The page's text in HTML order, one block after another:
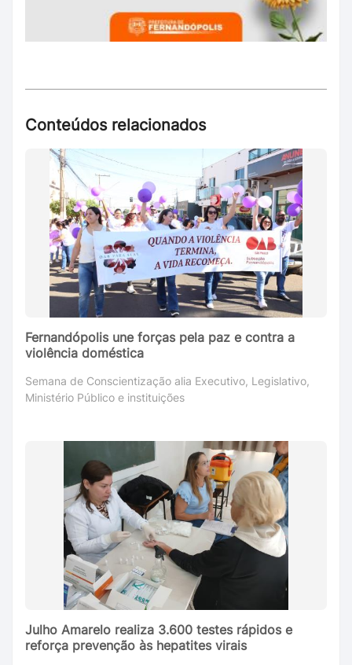
Conteúdos relacionados
Fernandópolis une forças pela paz e contra a
violência doméstica
Semana de Conscientização alia Executivo, Legislativo,
Ministério Público e instituições
Julho Amarelo realiza 3.600 testes rápidos e
reforça prevenção às hepatites virais